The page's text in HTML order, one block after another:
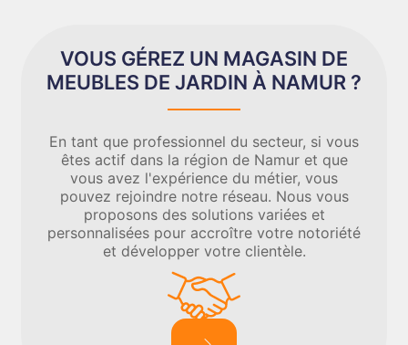
VOUS GÉREZ UN MAGASIN DE
MEUBLES DE JARDIN À NAMUR ?
En tant que professionnel du secteur, si vous
êtes actif dans la région de Namur et que
vous avez l'expérience du métier, vous
pouvez rejoindre notre réseau. Nous vous
proposons des solutions variées et
personnalisées pour accroître votre notoriété
et développer votre clientèle.